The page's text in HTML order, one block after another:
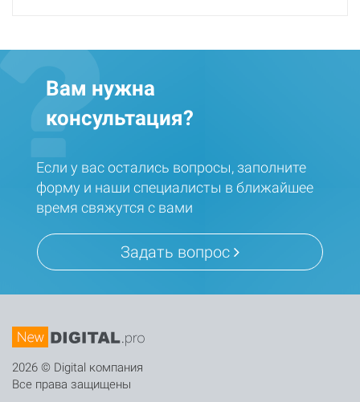
Вам нужна
консультация?
Если у вас остались вопросы, заполните
форму и наши специалисты в ближайшее
время свяжутся с вами
Задать вопрос
2026 © Digital компания
Все права защищены